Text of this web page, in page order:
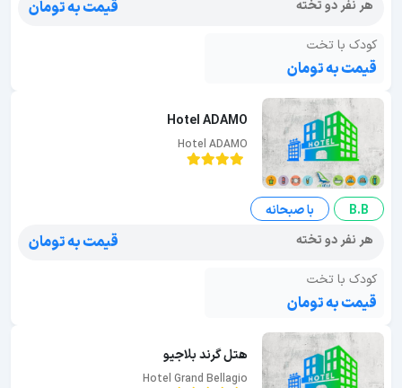
هر نفر دو تخته
قیمت به تومان
کودک با تخت
قیمت به تومان
Hotel ADAMO
Hotel ADAMO
B.B
با صبحانه
هر نفر دو تخته
قیمت به تومان
کودک با تخت
قیمت به تومان
هتل گرند بلاجیو
Hotel Grand Bellagio